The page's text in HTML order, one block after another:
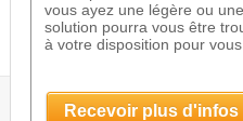
vous ayez une légère ou
solution pourra vous être
à votre disposition pour
Recevoir plus d'infos